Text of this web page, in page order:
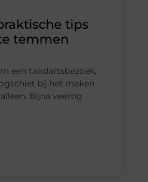
tips
temmen
een tandartsbezoek,
bij het maken
Bijna veertig